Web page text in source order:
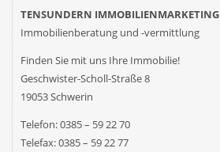
TENSUNDERN IMMOBILIENMARKETING
Immobilienberatung und -vermittlung
Finden Sie mit uns Ihre Immobilie!
Geschwister-Scholl-Straße 8
19053 Schwerin
Telefon: 0385 – 59 22 70
Telefax: 0385 – 59 22 77